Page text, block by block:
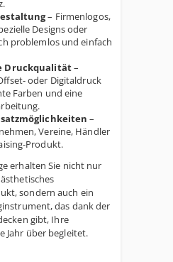
– Firmenlogos,
Designs oder
problemlos und einfach
Druckqualität–
oder Digitaldruck
Farben und eine
–
Vereine, Händler
Produkt.
erhalten Sie nicht nur
sondern auch ein
das dank der
gibt, Ihre
Jahr über begleitet.